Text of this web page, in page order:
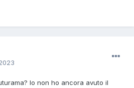
Io non ho ancora avuto il